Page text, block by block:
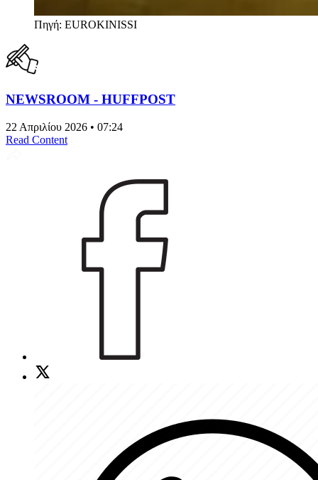
Πηγή: EUROKINISSI
NEWSROOM - HUFFPOST
22 Απριλίου 2026 • 07:24
Read Content